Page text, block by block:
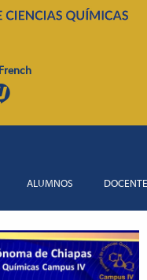
French
ALUMNOS